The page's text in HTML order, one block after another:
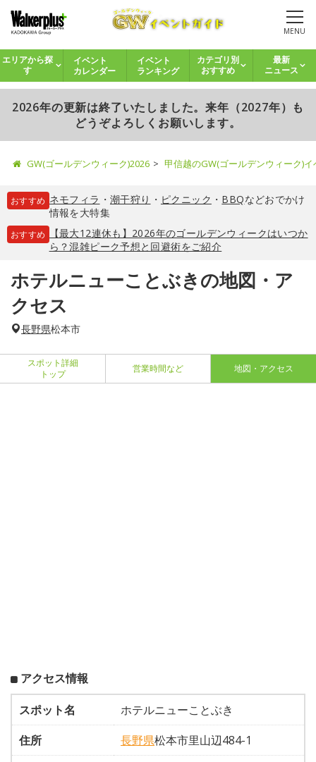
MENU
エリアから探
す
イベント
カレンダー
イベント
ランキング
カテゴリ別
おすすめ
最新
ニュース
2026年の更新は終了いたしました。来年（2027年）も
どうぞよろしくお願いします。
GW(ゴールデンウィーク)2026 甲信越のGW(ゴールデンウィーク)
おすすめ ネモフィラ ・ 潮干狩り ・ ピクニック ・ BBQなどおでかけ
情報を大特集
おすすめ
【最大12連休も】2026年のゴールデンウィークはいつか
ら？混雑ピーク予想と回避術をご紹介
ホテルニューことぶきの地図・ア
クセス
長野県松本市
スポット詳細
トップ
営業時間など 地図・アクセス
アクセス情報
スポット名
ホテルニューことぶき
住所
長野県松本市里山辺484-1